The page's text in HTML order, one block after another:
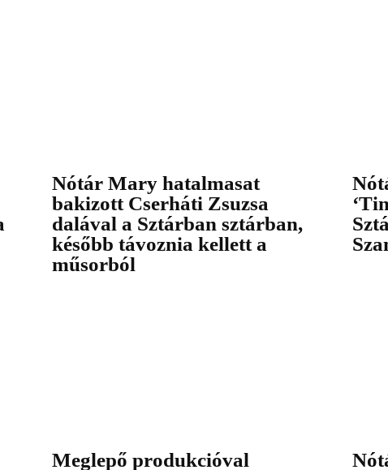
Nótár Mary hatalmasat
bakizott Cserháti Zsuzsa
dalával a Sztárban sztárban,
később távoznia kellett a
műsorból
Meglepő produkcióval